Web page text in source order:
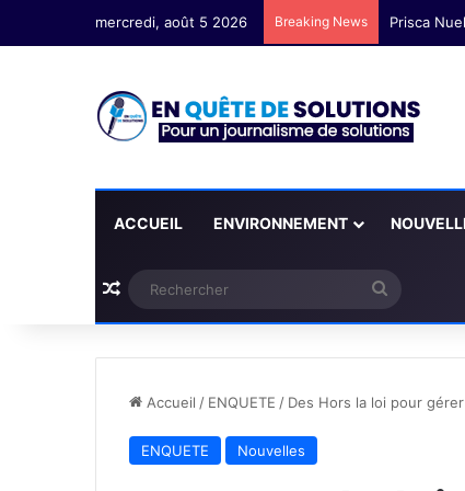
mercredi, août 5 2026 Breaking News
ACCUEIL ENVIRONNEMENT
Plus d'articles
Accueil / ENQUETE / Des Hors la loi pour
ENQUETE Nouvelles